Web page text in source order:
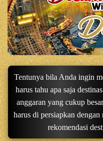
Tentunya bila Anda ingin
harus tahu apa saja
anggaran yang cukup
harus di persiapkan
rekomendasi